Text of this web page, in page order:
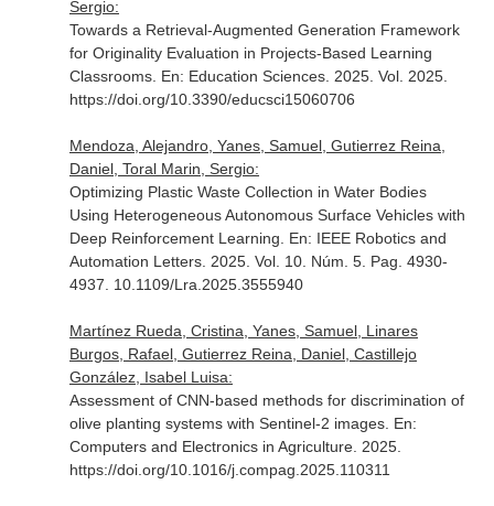
Sergio:
Towards a Retrieval-Augmented Generation Framework
for Originality Evaluation in Projects-Based Learning
Classrooms. En: Education Sciences. 2025. Vol. 2025.
https://doi.org/10.3390/educsci15060706
Mendoza, Alejandro, Yanes, Samuel, Gutierrez Reina,
Daniel, Toral Marin, Sergio:
Optimizing Plastic Waste Collection in Water Bodies
Using Heterogeneous Autonomous Surface Vehicles with
Deep Reinforcement Learning. En: IEEE Robotics and
Automation Letters. 2025. Vol. 10. Núm. 5. Pag. 4930-
4937. 10.1109/Lra.2025.3555940
Martínez Rueda, Cristina, Yanes, Samuel, Linares
Burgos, Rafael, Gutierrez Reina, Daniel, Castillejo
González, Isabel Luisa:
Assessment of CNN-based methods for discrimination of
olive planting systems with Sentinel-2 images. En:
Computers and Electronics in Agriculture. 2025.
https://doi.org/10.1016/j.compag.2025.110311